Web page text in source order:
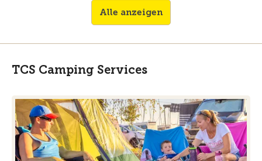
Alle anzeigen
TCS Camping Services